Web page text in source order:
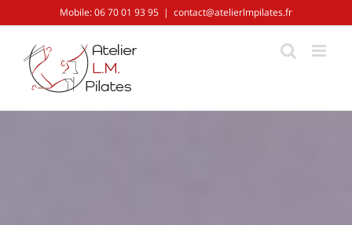
to
content
Mobile: 06 70 01 93 95 | contact@atelierlmpilates.fr